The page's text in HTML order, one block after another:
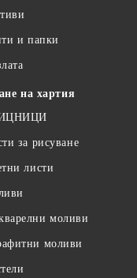
и папки
на хартия
за рисуване
листи
моливи
моливи